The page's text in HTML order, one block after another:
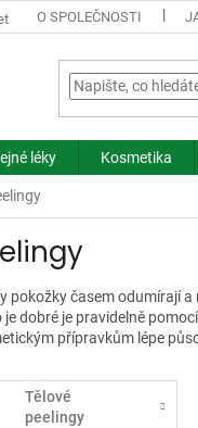
O SPOLEČNOSTI
léky Kosmetika
pokožky časem odumírají
je dobré je pravidelně
přípravkům lépe
Tělové
peelingy